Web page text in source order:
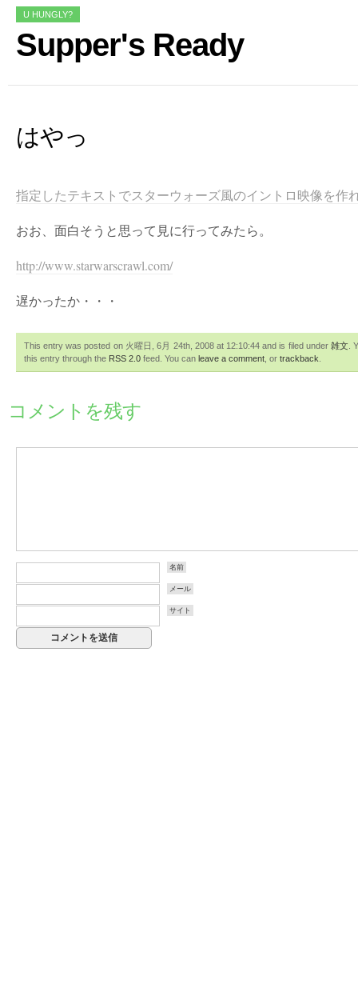
U HUNGLY?
Supper's Ready
はやっ
指定したテキストでスターウォーズ風のイントロ映像を作
おお、面白そうと思って見に行ってみたら。
http://www.starwarscrawl.com/
遅かったか・・・
This entry was posted on 火曜日, 6月 24th, 2008 at 12:10:44 and is filed under 雑文 .
this entry through the RSS 2.0 feed. You can leave a comment , or trackback
コメントを残す
名前
メール
サイト